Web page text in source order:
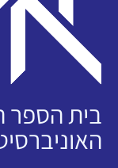
בית הספר